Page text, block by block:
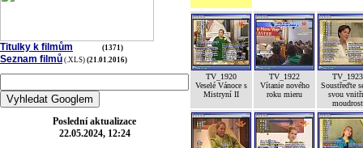
Titulky k filmům (1371)
Seznam filmů (.XLS) (21.01.2016)
Poslední aktualizace
22.05.2024, 12:24
TV_1920
Veselé Vánoce s
Mistryní II
TV_1922
Vítanie nového
roku mieru
TV_1923
Soustřeďte
svou
moudrost